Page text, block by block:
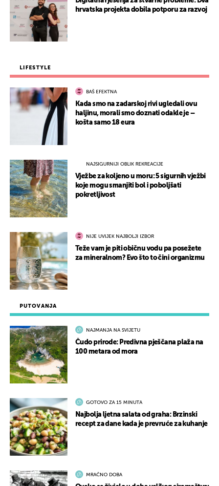
PUTOVANJA
NAJMANJA NA SVIJETU
Čudo prirode: Predivna pješčana plaža na
100 metara od mora
GOTOVO ZA 15 MINUTA
Najbolja ljetna salata od graha: Brzinski
recept za dane kada je prevruće za kuhanje
MRAČNO DOBA
hrvatska projekta dobila potporu za razvoj
LIFESTYLE
BAŠ EFEKTNA
Kada smo na zadarskoj rivi ugledali ovu
haljinu, morali smo doznati odakle je –
košta samo 18 eura
NAJSIGURNIJI OBLIK REKREACIJE
Vježbe za koljeno u moru: 5 sigurnih vježbi
koje mogu smanjiti bol i poboljšati
pokretljivost
NIJE UVIJEK NAJBOLJI IZBOR
Teže vam je piti običnu vodu pa posežete
za mineralnom? Evo što to čini organizmu